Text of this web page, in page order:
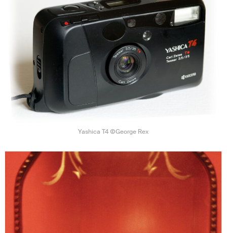
Yashica T4 ⒸGeorge Rex